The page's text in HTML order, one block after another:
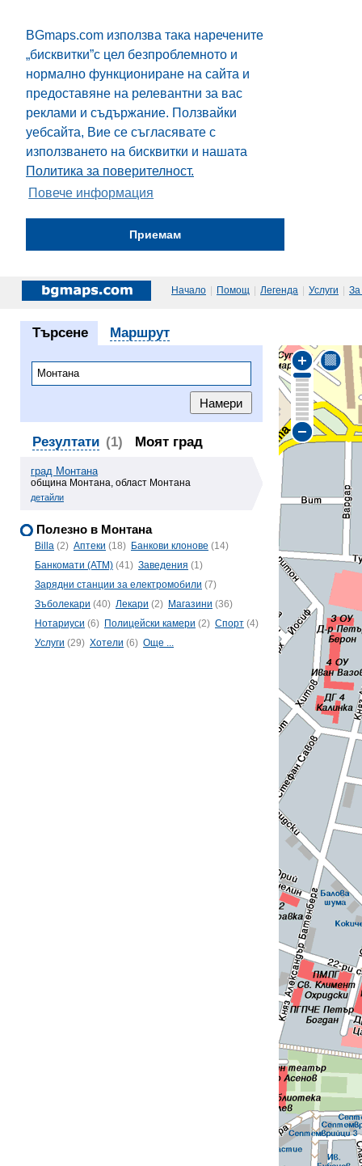
BGmaps.com използва така наречените
„бисквитки”с цел безпроблемното и
нормално функциониране на сайта и
предоставяне на релевантни за вас
реклами и съдържание. Ползвайки
уебсайта, Вие се съгласявате с
използването на бисквитки и нашата
Политика за поверителност.
Повече информация
Приемам
Начало | Помощ | Легенда | Услуги | За
Търсене Маршрут
Резултати (1) Моят град
град Монтана
община Монтана, област Монтана
детайли
Полезно в Монтана
Billa (2) Аптеки (18) Банкови клонове (14)
Банкомати (ATM) (41) Заведения (1)
Зарядни станции за електромобили (7)
Зъболекари (40) Лекари (2) Магазини (36)
Нотариуси (6) Полицейски камери (2) Спорт (4)
Услуги (29) Хотели (6) Още ...